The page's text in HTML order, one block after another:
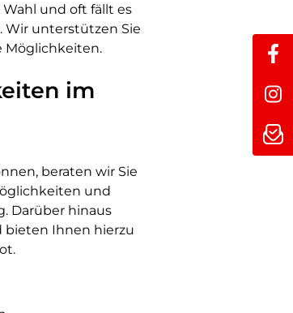
und oft fällt es
Wir unterstützen Sie
Möglichkeiten.
im
beraten wir Sie
und
Darüber hinaus
bieten Ihnen hierzu